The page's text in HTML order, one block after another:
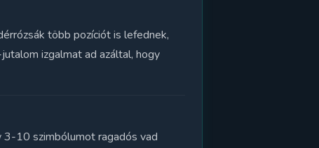
több pozíciót is lefednek,
izgalmat ad azáltal, hogy
3-10 szimbólumot ragadós vad